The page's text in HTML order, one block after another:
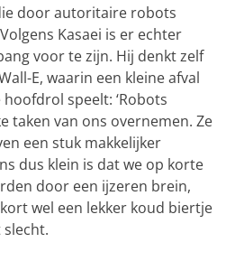
door autoritaire robots
Kasaei is er echter
voor te zijn. Hij denkt zelf
E, waarin een kleine afval
speelt: ‘Robots
taken van ons overnemen. Ze
een stuk makkelijker
dus klein is dat we op korte
door een ijzeren brein,
wel een lekker koud biertje